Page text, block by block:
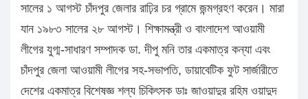
সালের ১ আগস্ট চাঁদপুর জেলার রাঢ়ির চর গ্রামে জন্মগ্রহণ করেন। মারা
যান ১৯৮৩ সালের ২৮ আগস্ট। শিক্ষামন্ত্রী ও বাংলাদেশ আওয়ামী
লীগের যুগ্ম-সাধারণ সম্পাদক ডা. দীপু মনি তার একমাত্র কন্যা এবং
চাঁদপুর জেলা আওয়ামী লীগের সহ-সভাপতি, ডায়াবেটিক ফুট সার্জারীতে
দেশের একমাত্র বিশেষজ্ঞ শল্য চিকিৎসক ডাঃ জাওয়াদুর রহিম ওয়াদুদ